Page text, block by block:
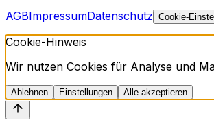
AGBImpressumDatenschutz Cookie-
Cookie-Hinweis
Wir nutzen Cookies für Analyse und
Ablehnen Einstellungen Alle akzeptieren